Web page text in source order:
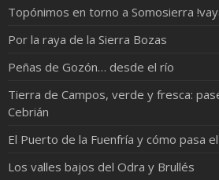
Topónimos en torno a Somosierra
Por la raya de la Sierra Bozas
Peñas de Gozón… desde el río
Tierra de Campos, verde y fresca:
Cebrián
El Puerto de la Fuenfría y cómo pasa
Los valles bajos del Odra y Brullés